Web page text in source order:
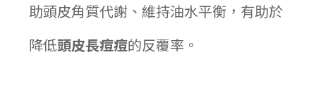
助頭皮角質代謝、維持油水平衡，有助於
降低頭皮長痘痘的反覆率。